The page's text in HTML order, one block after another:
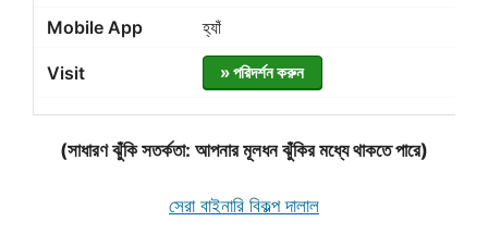
হ্যাঁ
» পরিদর্শন করুন
(সাধারণ ঝুঁকি সতর্কতা: আপনার মূলধন ঝুঁকির মধ্যে থাকতে পারে)
সেরা বাইনারি বিকল্প দালাল